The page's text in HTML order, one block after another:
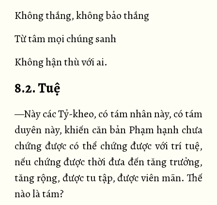
Không thắng, không bảo thắng
Từ tâm mọi chúng sanh
Không hận thù với ai.
8.2. Tuệ
—Này các Tỷ-kheo, có tám nhân này, có tám
duyên này, khiến căn bản Phạm hạnh chưa
chứng được có thể chứng được với trí tuệ,
nếu chứng được thời đưa đến tăng trưởng,
tăng rộng, được tu tập, được viên mãn. Thế
nào là tám?